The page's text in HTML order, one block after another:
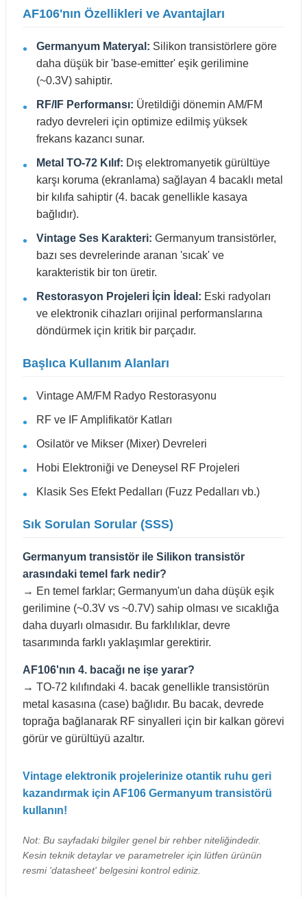
AF106'nın Özellikleri ve Avantajları
Germanyum Materyal: Silikon transistörlere göre
daha düşük bir 'base-emitter' eşik gerilimine
(~0.3V) sahiptir.
RF/IF Performansı: Üretildiği dönemin AM/FM
radyo devreleri için optimize edilmiş yüksek
frekans kazancı sunar.
Metal TO-72 Kılıf: Dış elektromanyetik gürültüye
karşı koruma (ekranlama) sağlayan 4 bacaklı metal
bir kılıfa sahiptir (4. bacak genellikle kasaya
bağlıdır).
Vintage Ses Karakteri: Germanyum transistörler,
bazı ses devrelerinde aranan 'sıcak' ve
karakteristik bir ton üretir.
Restorasyon Projeleri İçin İdeal: Eski radyoları
ve elektronik cihazları orijinal performanslarına
döndürmek için kritik bir parçadır.
Başlıca Kullanım Alanları
Vintage AM/FM Radyo Restorasyonu
RF ve IF Amplifikatör Katları
Osilatör ve Mikser (Mixer) Devreleri
Hobi Elektroniği ve Deneysel RF Projeleri
Klasik Ses Efekt Pedalları (Fuzz Pedalları vb.)
Sık Sorulan Sorular (SSS)
Germanyum transistör ile Silikon transistör
arasındaki temel fark nedir?
→ En temel farklar; Germanyum'un daha düşük eşik
gerilimine (~0.3V vs ~0.7V) sahip olması ve sıcaklığa
daha duyarlı olmasıdır. Bu farklılıklar, devre
tasarımında farklı yaklaşımlar gerektirir.
AF106'nın 4. bacağı ne işe yarar?
→ TO-72 kılıfındaki 4. bacak genellikle transistörün
metal kasasına (case) bağlıdır. Bu bacak, devrede
toprağa bağlanarak RF sinyalleri için bir kalkan görevi
görür ve gürültüyü azaltır.
Vintage elektronik projelerinize otantik ruhu geri
kazandırmak için AF106 Germanyum transistörü
kullanın!
Not: Bu sayfadaki bilgiler genel bir rehber niteliğindedir.
Kesin teknik detaylar ve parametreler için lütfen ürünün
resmi 'datasheet' belgesini kontrol ediniz.